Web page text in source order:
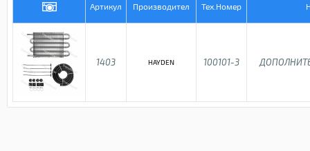
Артикул Производител Тех.Номер
1403 HAYDEN 100101-3